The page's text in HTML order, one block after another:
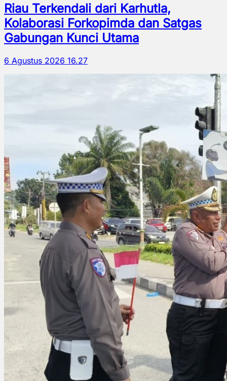
Riau Terkendali dari Karhutla,
Kolaborasi Forkopimda dan Satgas
Gabungan Kunci Utama
6 Agustus 2026 16.27